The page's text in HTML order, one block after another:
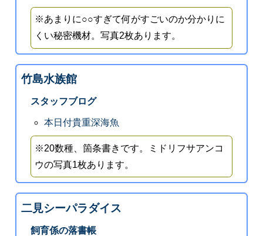
※あまりに○○すぎて何がすごいのか分かりに
くい秘密機材。写真2枚あります。
竹島水族館
スタッフブログ
本日付貴重深海魚
※20数種、箇条書きです。ミドリフサアンコ
ウの写真1枚あります。
二見シーパラダイス
飼育係の落書帳